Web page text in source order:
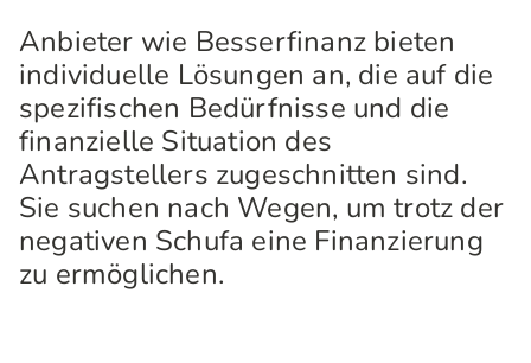
Anbieter wie Besserfinanz bieten
individuelle Lösungen an, die auf die
spezifischen Bedürfnisse und die
finanzielle Situation des
Antragstellers zugeschnitten sind.
Sie suchen nach Wegen, um trotz der
negativen Schufa eine Finanzierung
zu ermöglichen.